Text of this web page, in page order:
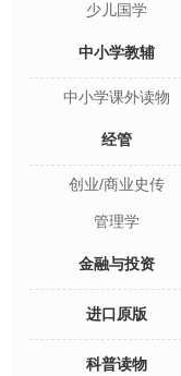
少儿国学
中小学教辅
中小学课外读物
经管
创业/商业史传
管理学
金融与投资
进口原版
科普读物